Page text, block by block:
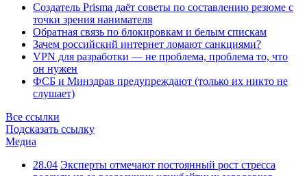
Создатель Prisma даёт советы по составлению резюме с
точки зрения нанимателя
Обратная связь по блокировкам и белым спискам
Зачем российский интернет ломают санкциями?
VPN для разработки — не проблема, проблема то, что
он нужен
ФСБ и Минздрав предупреждают (только их никто не
слушает)
Все ссылки
Подсказать ссылку
Медиа
28.04 Эксперты отмечают постоянный рост стресса